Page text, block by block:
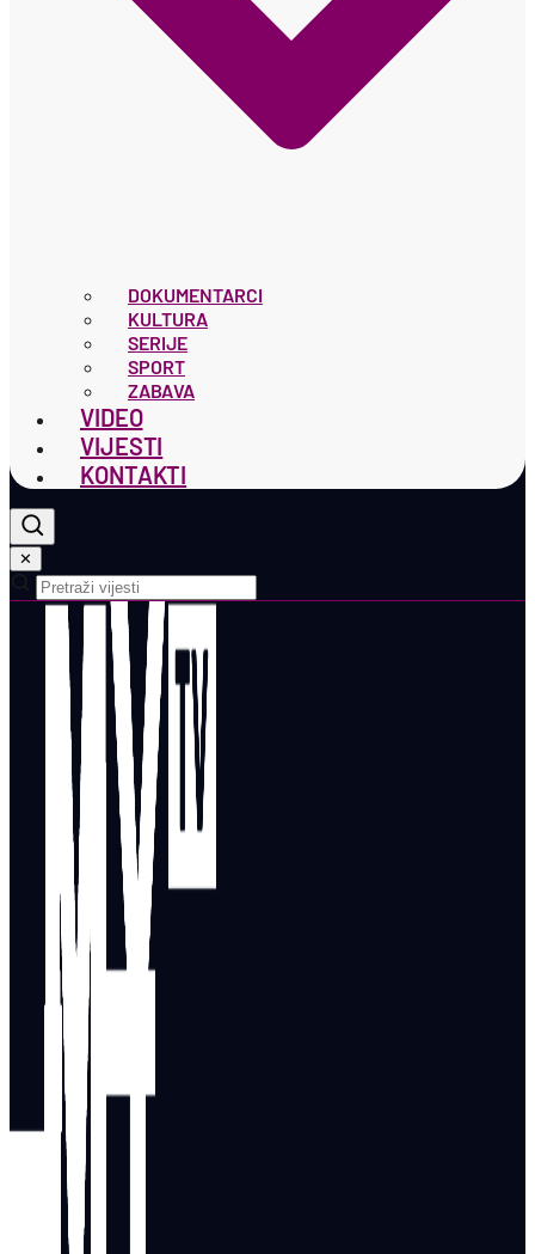
DOKUMENTARCI
KULTURA
SERIJE
SPORT
ZABAVA
VIDEO
VIJESTI
KONTAKTI
✕